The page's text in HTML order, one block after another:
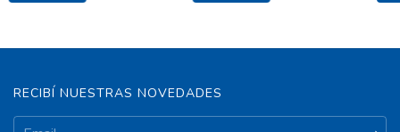
RECIBÍ NUESTRAS NOVEDADES